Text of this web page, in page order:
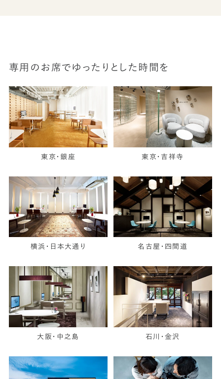
専用のお席でゆったりとした時間を
東京・銀座 東京・吉祥寺
横浜・日本大通り 名古屋・四間道
大阪・中之島 石川・金沢